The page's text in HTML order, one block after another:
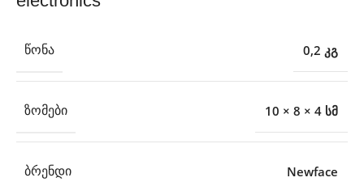
ᲬᲝᲜᲐ 0,2 კგ
ᲖᲝᲛᲔᲑᲘ 10 × 8 × 4 სმ
ᲑᲠᲔᲜᲓᲘ Newface